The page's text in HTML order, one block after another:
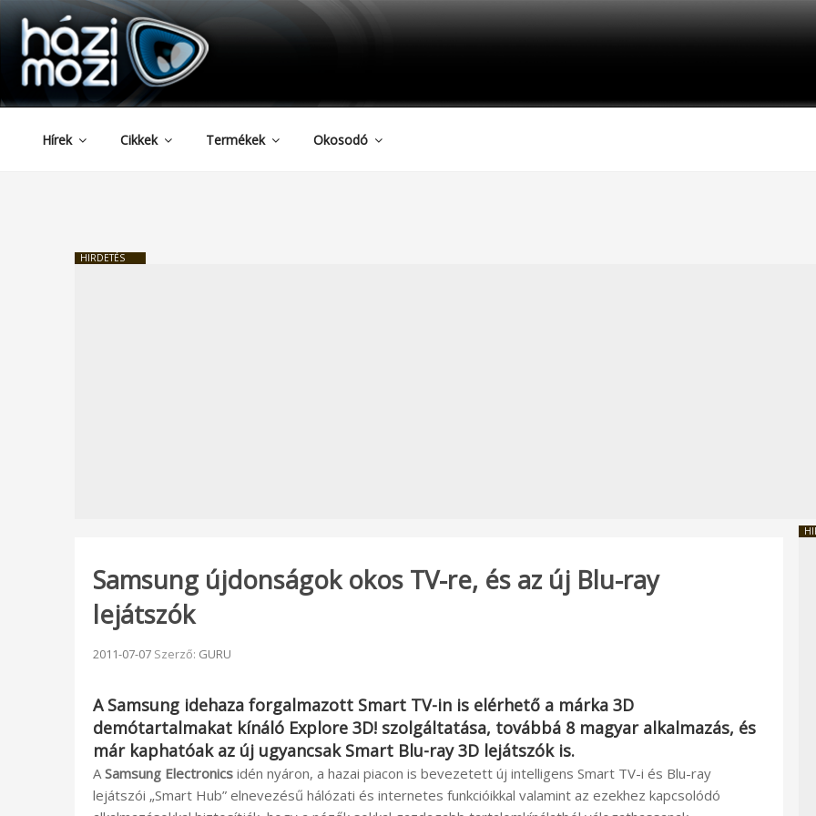
Tartalomhoz
HAZIMOZI
Hírek Cikkek Termékek Okosodó
HIRDETÉS
Samsung újdonságok okos TV-re, és az új Blu-ray
lejátszók
Beküldve:
2011-07-07 Szerző: GURU
A Samsung idehaza forgalmazott Smart TV-in is elérhető a márka 3D
demótartalmakat kínáló Explore 3D! szolgáltatása, továbbá 8 magyar alkalmazás, és
már kaphatóak az új ugyancsak Smart Blu-ray 3D lejátszók is.
A Samsung Electronics idén nyáron, a hazai piacon is bevezetett új intelligens Smart TV-i és Blu-ray
lejátszói „Smart Hub” elnevezésű hálózati és internetes funkcióikkal valamint az ezekhez kapcsolódó